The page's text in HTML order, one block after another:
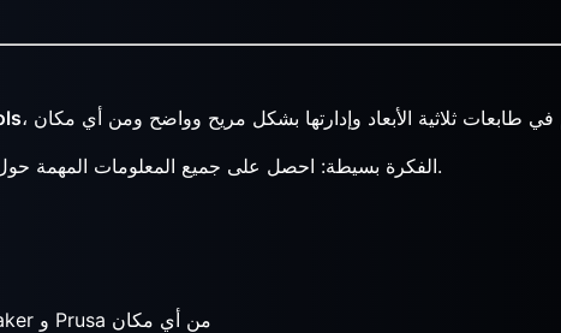
الفكرة بسيطة: احصل على جميع المعلومات المهمة حول طباعاتك في مكان واحد، بغض النظر عن ماركة الطابعة أو الجهاز الذي تصل منه.
اتصل بالطابعات من Bambu Lab و Klipper و OctoPrint و Creality و Snapmaker و Prusa من أي مكان